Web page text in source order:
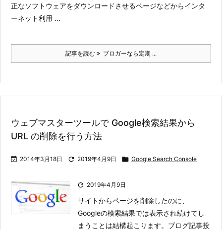
正なソフトウェアをダウンロードさせるページなどからインタ
ーネット利用 ...
記事を読む ブロガーなら定期 ...
ウェブマスターツールで Google検索結果から
URL の削除を行う方法
 2014年3月18日  2019年4月9日  Google Search Console
 2019年4月9日
サイトからページを削除したのに、
Googleの検索結果では表示され続けてし
まうことは結構起こります。 ブログ記事投